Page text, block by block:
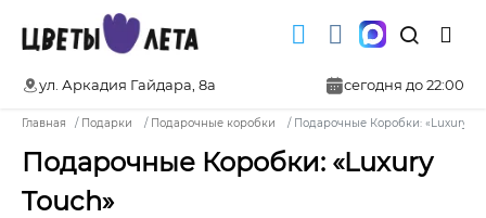
ул. Аркадия Гайдара, 8а сегодня до 22:00
Главная Подарки Подарочные коробки Подарочные Коробки: «Luxury
Подарочные Коробки: «Luxury
Touch»